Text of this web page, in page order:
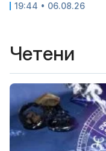
19:44 • 06.08.26
Четени